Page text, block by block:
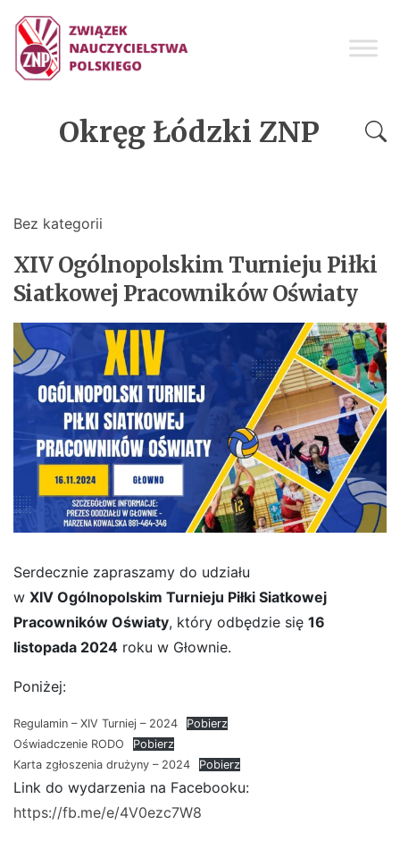
Okręg Łódzki ZNP
Bez kategorii
XIV Ogólnopolskim Turnieju Piłki
Siatkowej Pracowników Oświaty
Serdecznie zapraszamy do udziału
w XIV Ogólnopolskim Turnieju Piłki Siatkowej
Pracowników Oświaty, który odbędzie się 16
listopada 2024 roku w Głownie.
Poniżej:
Regulamin – XIV Turniej – 2024
Pobierz
Oświadczenie RODO
Pobierz
Karta zgłoszenia drużyny – 2024
Pobierz
Link do wydarzenia na Facebooku:
https://fb.me/e/4V0ezc7W8